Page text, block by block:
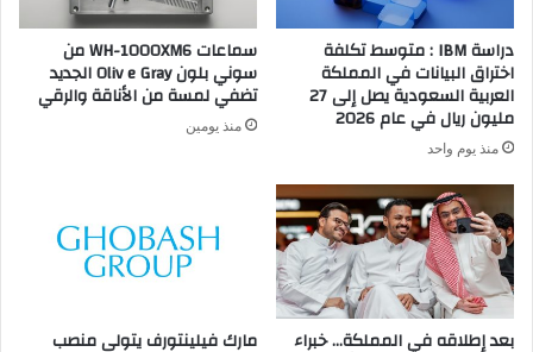
دراسة IBM : متوسط تكلفة
اختراق البيانات في المملكة
العربية السعودية يصل إلى 27
مليون ريال في عام 2026
منذ يوم واحد
سماعات WH-1000XM6 من
سوني بلون Oliv e Gray الجديد
تضفي لمسة من الأناقة والرقي
منذ يومين
بعد إطلاقه في المملكة… خبراء مارك فيلينتورف يتولى منصب